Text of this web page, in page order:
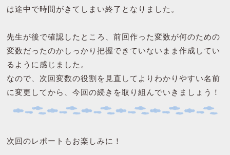
は途中で時間がきてしまい終了となりました。
先生が後で確認したところ、前回作った変数が何のための
変数だったのかしっかり把握できていないまま作成してい
るように感じました。
なので、次回変数の役割を見直してよりわかりやすい名前
に変更してから、今回の続きを取り組んでいきましょう！
次回のレポートもお楽しみに！